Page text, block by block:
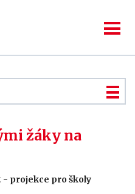
žáky na
- projekce pro školy